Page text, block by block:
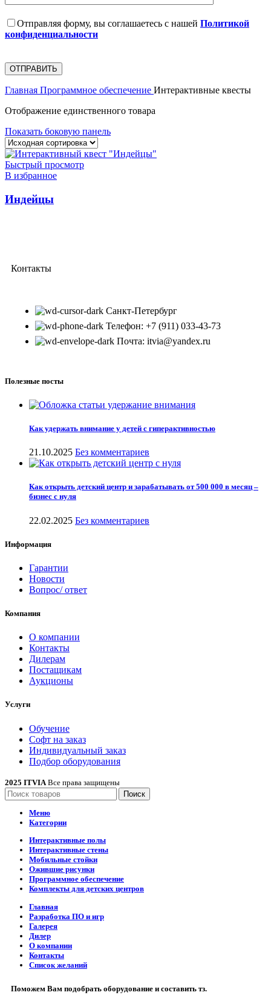
Отправляя форму, вы соглашаетесь с нашей Политикой
конфиденциальности
Главная Программное обеспечение Интерактивные квесты
Отображение единственного товара
Показать боковую панель
Быстрый просмотр
В избранное
Индейцы
Контакты
Санкт-Петербург
Телефон: +7 (911) 033-43-73
Почта: itvia@yandex.ru
Полезные посты
Как удержать внимание у детей с гиперактивностью
21.10.2025 Без комментариев
Как открыть детский центр и зарабатывать от 500 000 в месяц –
бизнес с нуля
22.02.2025 Без комментариев
Информация
Гарантии
Новости
Вопрос/ ответ
Компания
О компании
Контакты
Дилерам
Постащикам
Аукционы
Услуги
Обучение
Софт на заказ
Индивидуальный заказ
Подбор оборудования
2025 ITVIA Все права защищены
Поиск
Меню
Категории
Интерактивные полы
Интерактивные стены
Мобильные стойки
Ожившие рисунки
Программное обеспечение
Комплекты для детских центров
Главная
Разработка ПО и игр
Галерея
Дилер
О компании
Контакты
Список желаний
Поможем Вам подобрать оборудование и составить тз.